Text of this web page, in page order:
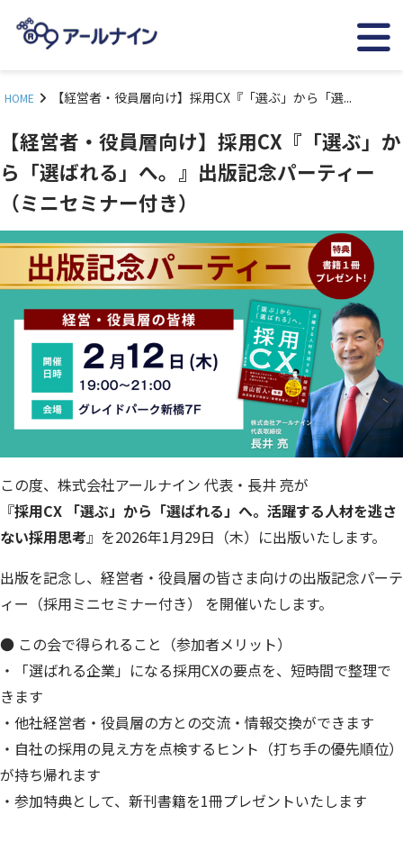
HOME 【経営者・役員層向け】採用CX『「選ぶ」から「選...
【経営者・役員層向け】採用CX『「選ぶ」か
ら「選ばれる」へ。』出版記念パーティー
（ミニセミナー付き）
この度、株式会社アールナイン 代表・長井 亮が
『採用CX 「選ぶ」から「選ばれる」へ。活躍する人材を逃さ
ない採用思考』を2026年1月29日（木）に出版いたします。
出版を記念し、経営者・役員層の皆さま向けの出版記念パーテ
ィー（採用ミニセミナー付き） を開催いたします。
● この会で得られること（参加者メリット）
・「選ばれる企業」になる採用CXの要点を、短時間で整理で
きます
・他社経営者・役員層の方との交流・情報交換ができます
・自社の採用の見え方を点検するヒント（打ち手の優先順位）
が持ち帰れます
・参加特典として、新刊書籍を1冊プレゼントいたします